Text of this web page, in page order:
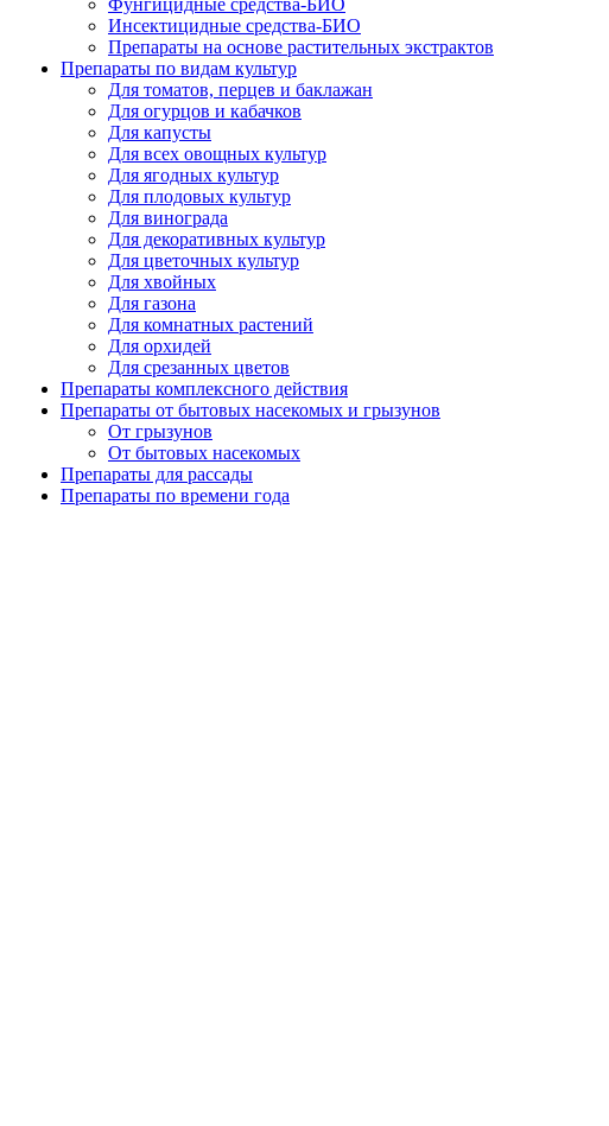
Фунгицидные средства-БИО
Инсектицидные средства-БИО
Препараты на основе растительных экстрактов
Препараты по видам культур
Для томатов, перцев и баклажан
Для огурцов и кабачков
Для капусты
Для всех овощных культур
Для ягодных культур
Для плодовых культур
Для винограда
Для декоративных культур
Для цветочных культур
Для хвойных
Для газона
Для комнатных растений
Для орхидей
Для срезанных цветов
Препараты комплексного действия
Препараты от бытовых насекомых и грызунов
От грызунов
От бытовых насекомых
Препараты для рассады
Препараты по времени года